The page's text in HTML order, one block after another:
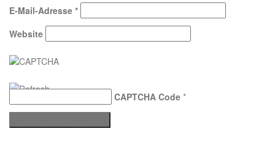
E-Mail-Adresse *
Website
CAPTCHA Code *